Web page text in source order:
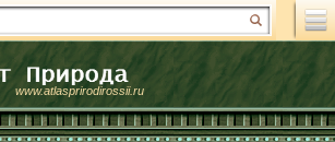
www.atlasprirodirossii.ru